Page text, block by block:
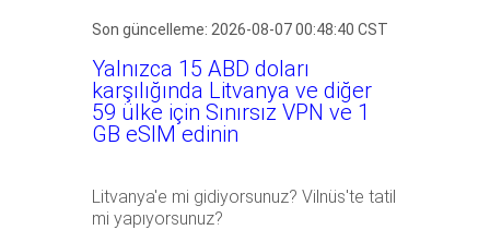
Son güncelleme: 2026-08-07 00:48:40 CST
Yalnızca 15 ABD doları
karşılığında Litvanya ve diğer
59 ülke için Sınırsız VPN ve 1
GB eSIM edinin
Litvanya'e mi gidiyorsunuz? Vilnüs'te tatil
mi yapıyorsunuz?